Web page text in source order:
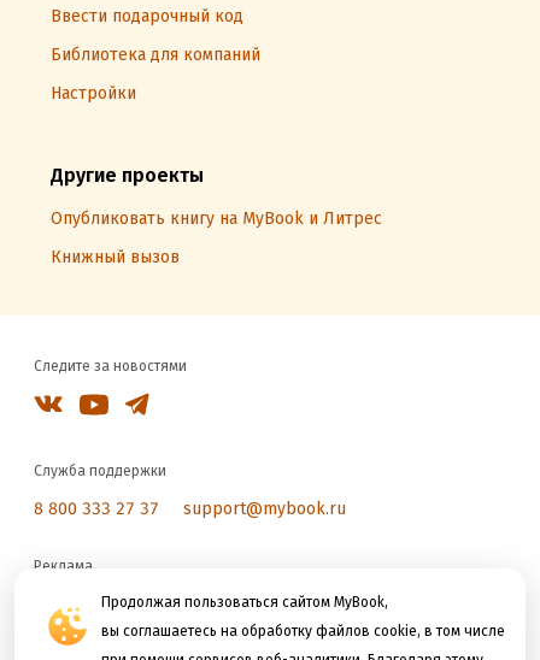
Продолжая пользоваться сайтом MyBook,
вы соглашаетесь на обработку файлов cookie, в том числе
Ввести подарочный код
Библиотека для компаний
Настройки
Другие проекты
Опубликовать книгу на MyBook и Литрес
Книжный вызов
Следите за новостями
Служба поддержки
8 800 333 27 37 support@mybook.ru
Реклама
reklama@litres.ru